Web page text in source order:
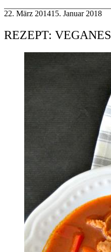
22. März 201415. Januar 2018
REZEPT: